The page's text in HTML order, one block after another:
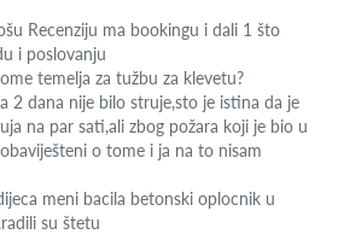
Recenziju ma bookingu i dali 1 što
i poslovanju
temelja za tužbu za klevetu?
2 dana nije bilo struje,sto je istina da je
na par sati,ali zbog požara koji je bio u
o tome i ja na to nisam
meni bacila betonski oplocnik u
su štetu